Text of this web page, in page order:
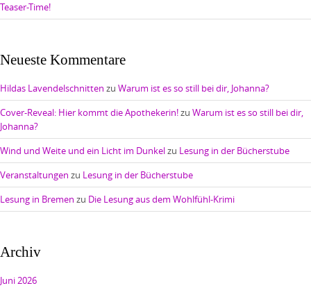
Teaser-Time!
Neueste Kommentare
Hildas Lavendelschnitten zu Warum ist es so still bei dir, Johanna?
Cover-Reveal: Hier kommt die Apothekerin!zu Warum ist es so still bei dir,
Johanna?
Wind und Weite und ein Licht im Dunkelzu Lesung in der Bücherstube
Veranstaltungen zu Lesung in der Bücherstube
Lesung in Bremen zu Die Lesung aus dem Wohlfühl-Krimi
Archiv
Juni 2026